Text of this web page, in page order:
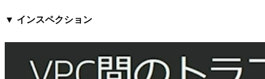
▼ インスペクション